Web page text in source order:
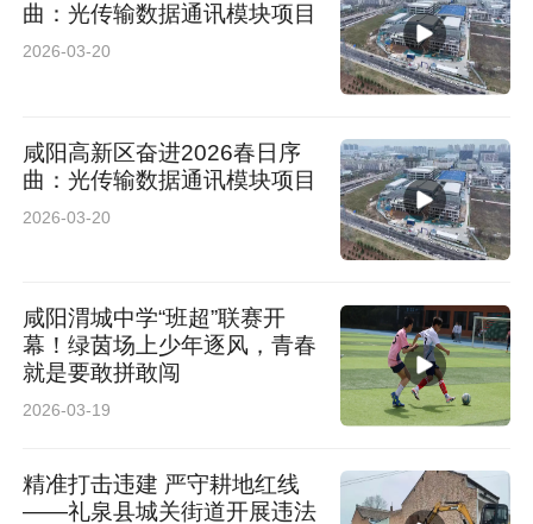
曲：光传输数据通讯模块项目
2026-03-20
咸阳高新区奋进2026春日序
曲：光传输数据通讯模块项目
2026-03-20
咸阳渭城中学“班超”联赛开
幕！绿茵场上少年逐风，青春
就是要敢拼敢闯
2026-03-19
精准打击违建 严守耕地红线
——礼泉县城关街道开展违法